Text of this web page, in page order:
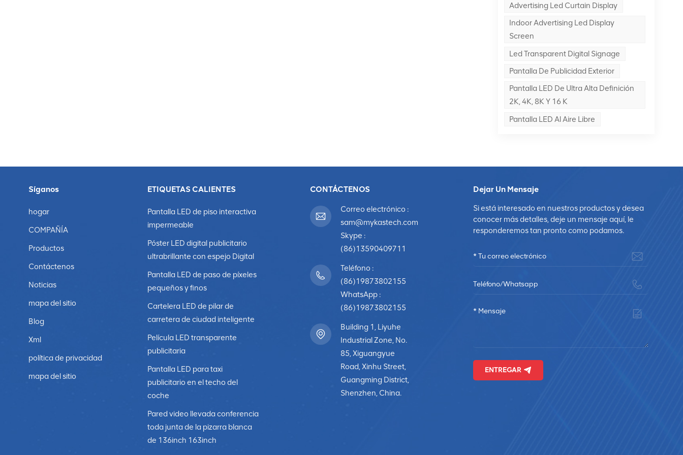
Advertising Led Curtain Display
Indoor Advertising Led Display
Screen
Led Transparent Digital Signage
Pantalla De Publicidad Exterior
Pantalla LED De Ultra Alta Definición
2K, 4K, 8K Y 16 K
Pantalla LED Al Aire Libre
Síganos
hogar
COMPAÑÍA
Productos
Contáctenos
Noticias
mapa del sitio
Blog
Xml
política de privacidad
mapa del sitio
ETIQUETAS CALIENTES
Pantalla LED de piso interactiva
impermeable
Póster LED digital publicitario
ultrabrillante con espejo Digital
Pantalla LED de paso de píxeles
pequeños y finos
Cartelera LED de pilar de
carretera de ciudad inteligente
Película LED transparente
publicitaria
Pantalla LED para taxi
publicitario en el techo del
coche
Pared video llevada conferencia
toda junta de la pizarra blanca
de 136inch 163inch
CONTÁCTENOS
Correo electrónico :
sam@mykastech.com
Skype :
(86)13590409711
Teléfono :
(86)19873802155
WhatsApp :
(86)19873802155
Building 1, Liyuhe
Industrial Zone, No.
85, Xiguangyue
Road, Xinhu Street,
Guangming District,
Shenzhen, China.
Dejar Un Mensaje
Si está interesado en nuestros productos y desea
conocer más detalles, deje un mensaje aquí, le
responderemos tan pronto como podamos.
ENTREGAR